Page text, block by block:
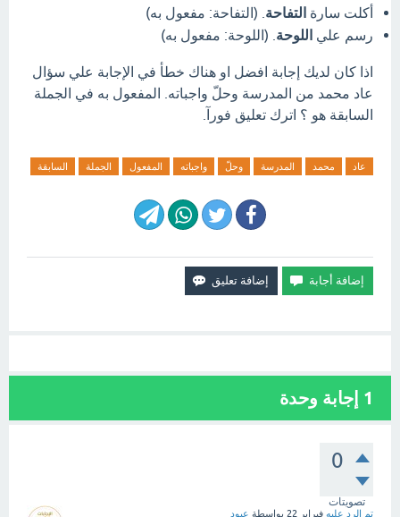
أكلت سارة التفاحة . (التفاحة: مفعول به)
رسم علي اللوحة . (اللوحة: مفعول به)
اذا كان لديك إجابة افضل او هناك خطأ في الإجابة علي سؤال
عاد محمد من المدرسة وحلّ واجباته. المفعول به في الجملة
السابقة هو ؟ اترك تعليق فورآ.
عاد محمد المدرسة وحلّ واجباته المفعول الجملة السابقة
1 إجابة وحدة
0
تصويتات
تم الرد عليه فبراير 22 بواسطة عبود